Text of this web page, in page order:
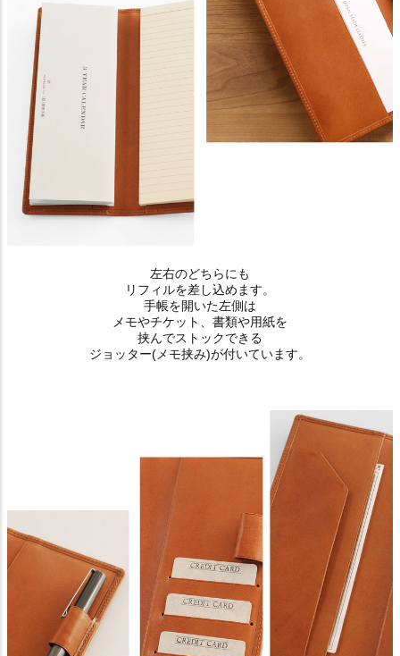
左右のどちらにも
リフィルを差し込めます。
手帳を開いた左側は
メモやチケット、書類や用紙を
挟んでストックできる
ジョッター(メモ挟み)が付いています。